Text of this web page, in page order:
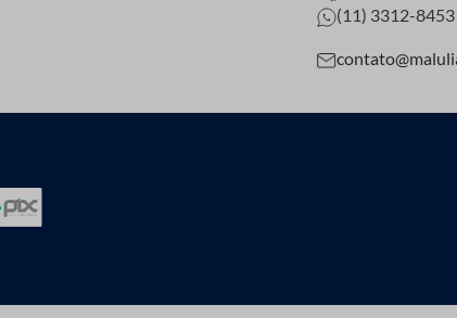
(11) 3312-8453